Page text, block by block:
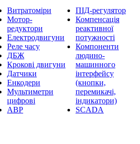
Витратоміри
Мотор-
редуктори
Електродвигуни
Реле часу
ДБЖ
Крокові двигуни
Датчики
Енкодери
Мультиметри
цифрові
АВР
ПІД-регулятор
Компенсація
реактивної
потужності
Компоненти
людино-
машинного
інтерфейсу
(кнопки,
перемикачі,
індикатори)
SCADA